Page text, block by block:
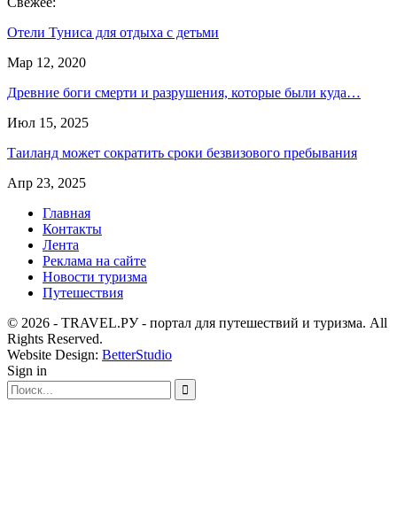
Отели Туниса для отдыха с детьми
Мар 12, 2020
Древние боги смерти и разрушения, которые были куда…
Июл 15, 2025
Таиланд может сократить сроки безвизового пребывания
Апр 23, 2025
Главная
Контакты
Лента
Реклама на сайте
Новости туризма
Путешествия
© 2026 - TRAVEL.РУ - портал для путешествий и туризма. All
Rights Reserved.
Website Design: BetterStudio
Sign in